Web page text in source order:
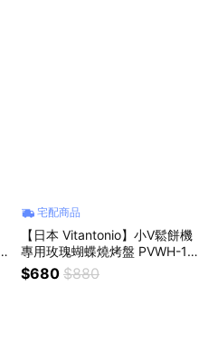
宅配商品
【日本 Vitantonio】小V鬆餅機
專用玫瑰蝴蝶燒烤盤 PVWH-10-
FP (VWH-600B鬆餅機適用)
$680 $880